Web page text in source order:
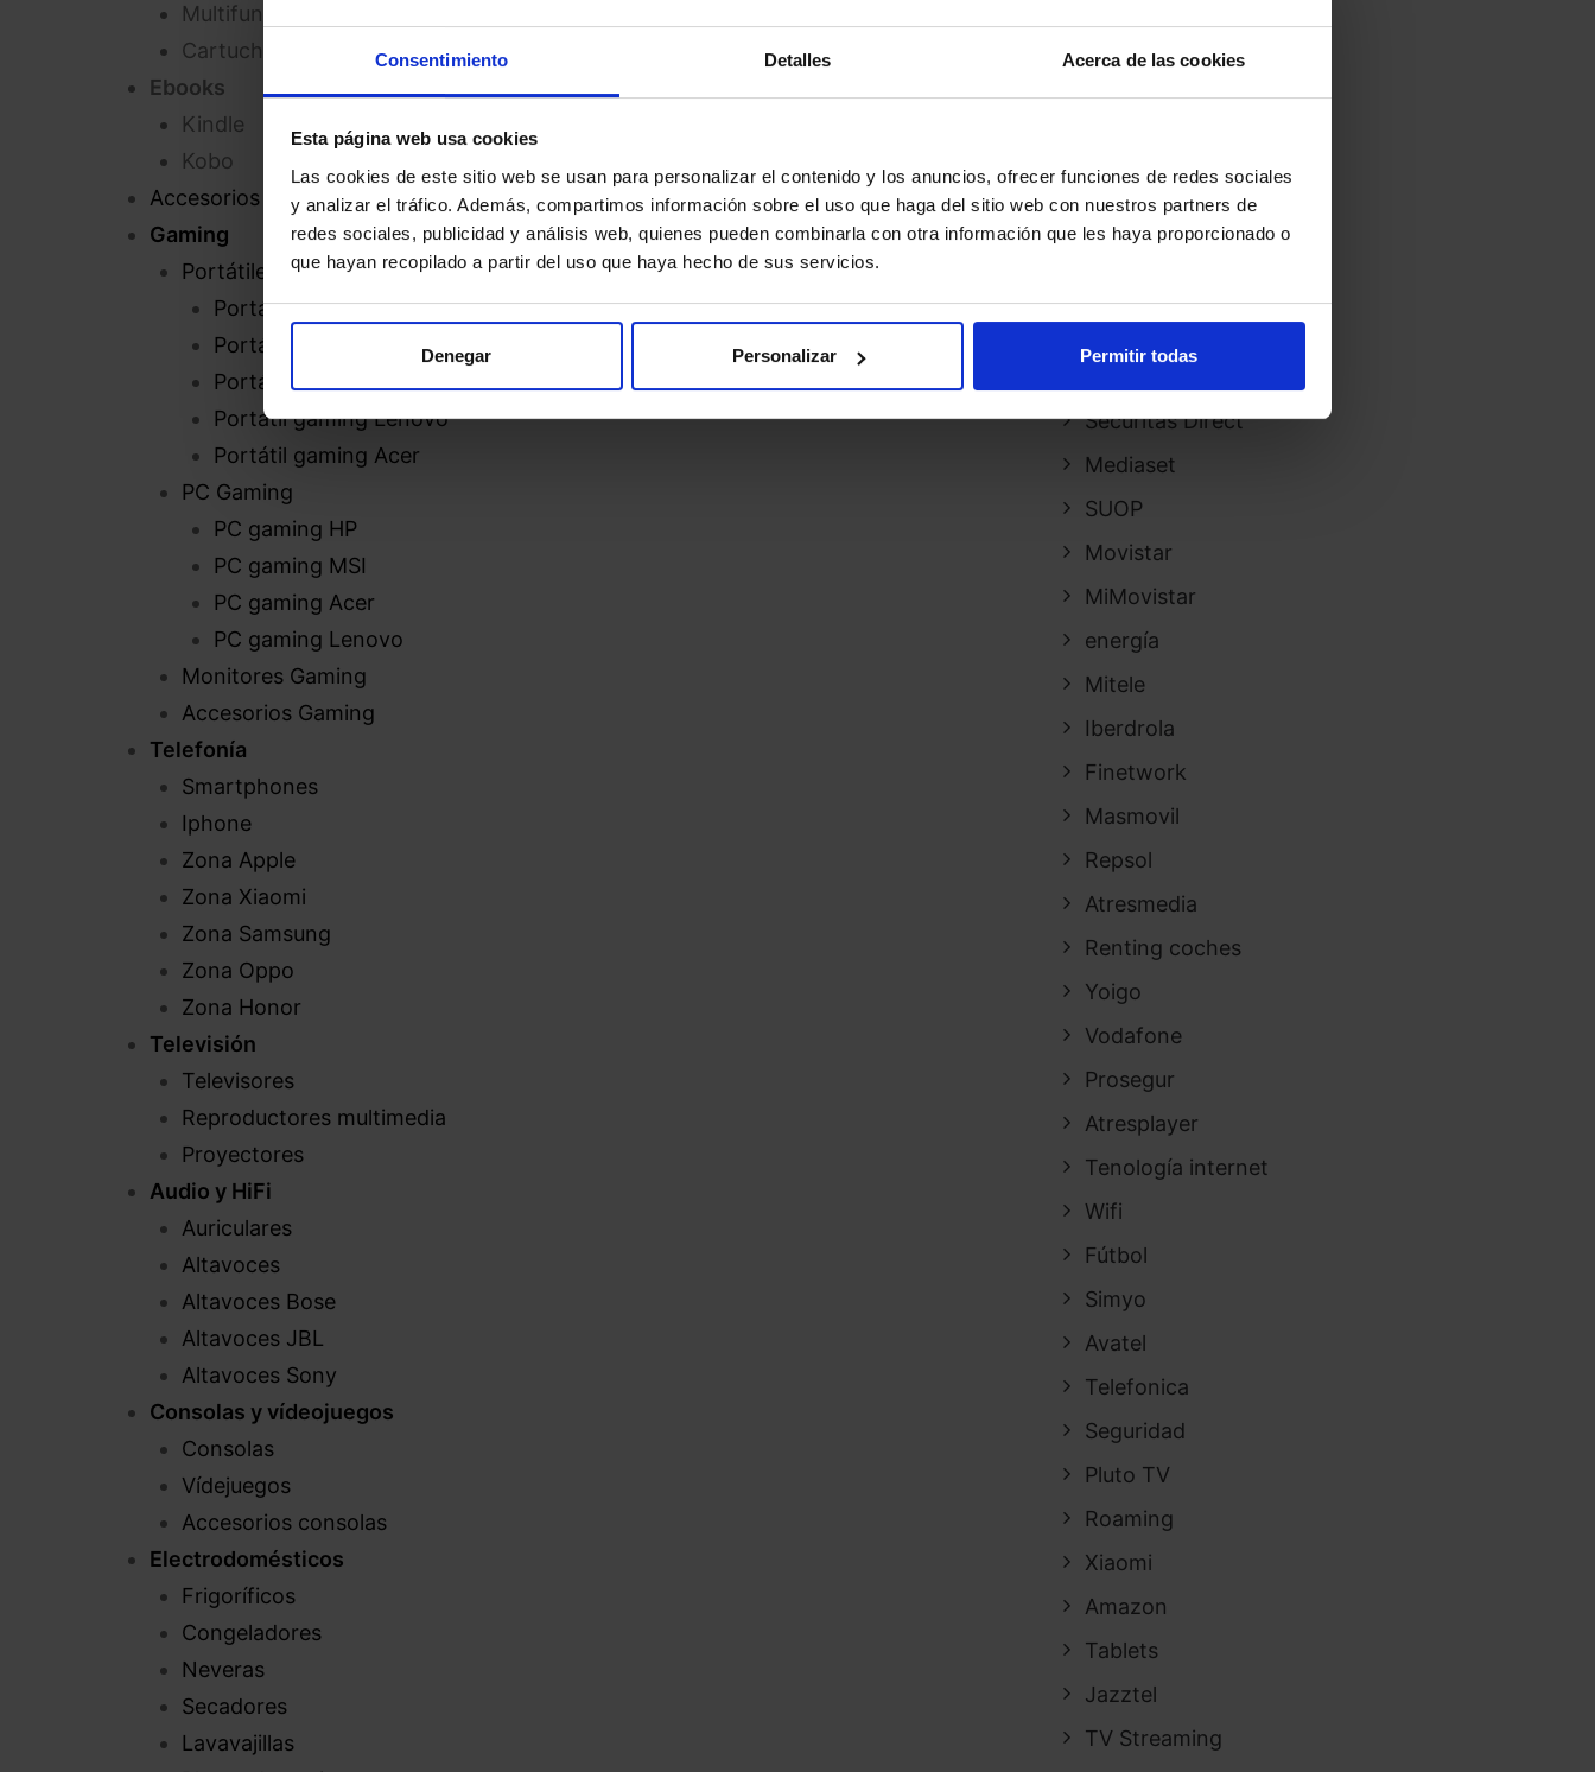
Consentimiento Detalles Acerca de las cookies
Esta página web usa cookies
Las cookies de este sitio web se usan para personalizar el contenido y los anuncios, ofrecer funciones de redes sociales
y analizar el tráfico. Además, compartimos información sobre el uso que haga del sitio web con nuestros partners de
redes sociales, publicidad y análisis web, quienes pueden combinarla con otra información que les haya proporcionado o
que hayan recopilado a partir del uso que haya hecho de sus servicios.
Denegar Personalizar Permitir todas
Multifunción láser
Cartuchos y consumibles
Ebooks
Kindle
Kobo
Accesorios de informática
Gaming
Portátiles Gaming
Portátil gaming MSI
Portátil gaming Asus
Portátil gaming HP
Portátil gaming Lenovo
Portátil gaming Acer
PC Gaming
PC gaming HP
PC gaming MSI
PC gaming Acer
PC gaming Lenovo
Monitores Gaming
Accesorios Gaming
Telefonía
Smartphones
Iphone
Zona Apple
Zona Xiaomi
Zona Samsung
Zona Oppo
Zona Honor
Televisión
Televisores
Reproductores multimedia
Proyectores
Audio y HiFi
Auriculares
Altavoces
Altavoces Bose
Altavoces JBL
Altavoces Sony
Consolas y vídeojuegos
Consolas
Vídejuegos
Accesorios consolas
Electrodomésticos
Frigoríficos
Congeladores
Neveras
Secadores
Lavavajillas
Tarifas
Iphone 15
Prime Video
O2
Securitas Direct
Mediaset
SUOP
Movistar
MiMovistar
energía
Mitele
Iberdrola
Finetwork
Masmovil
Repsol
Atresmedia
Renting coches
Yoigo
Vodafone
Prosegur
Atresplayer
Tenología internet
Wifi
Fútbol
Simyo
Avatel
Telefonica
Seguridad
Pluto TV
Roaming
Xiaomi
Amazon
Tablets
Jazztel
TV Streaming